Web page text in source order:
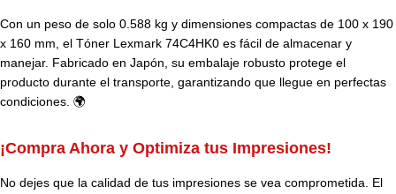
Con un peso de solo 0.588 kg y dimensiones compactas de 100 x 190
x 160 mm, el Tóner Lexmark 74C4HK0 es fácil de almacenar y
manejar. Fabricado en Japón, su embalaje robusto protege el
producto durante el transporte, garantizando que llegue en perfectas
condiciones. 🌍
¡Compra Ahora y Optimiza tus Impresiones!
No dejes que la calidad de tus impresiones se vea comprometida. El